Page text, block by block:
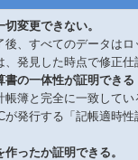
変更できない。
、すべてのデータはロ
発見した時点で修正仕
書の一体性が証明できる
簿と完全に一致してい
発行する「記帳適時性
ったか証明できる。